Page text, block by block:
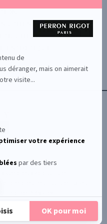
de
déranger, mais on aimerait
visite...
votre expérience
par des tiers
OK pour moi
des instituts et spas.